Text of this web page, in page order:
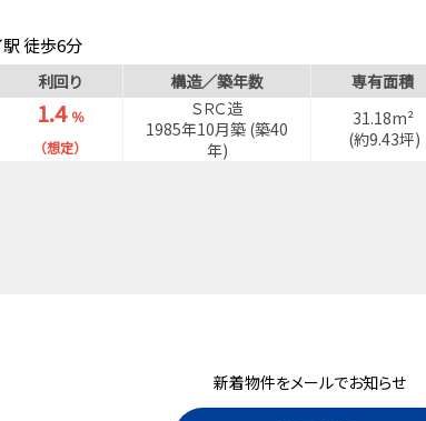
駅 徒歩6分
3分
利回り 構造／築年数 専有面積
1.4 ％
（想定）
ＳＲＣ造
1985年10月築 (築40
年)
31.18m²
(約9.43坪)
新着物件をメールでお知らせ